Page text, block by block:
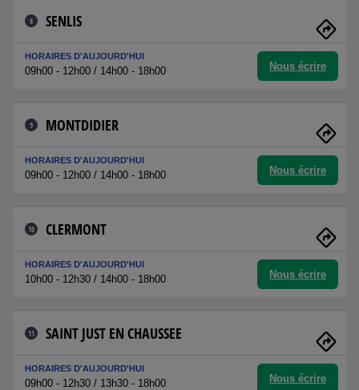
8 SENLIS
HORAIRES D'AUJOURD'HUI
09h00 - 12h00 / 14h00 - 18h00 Nous écrire
9 MONTDIDIER
HORAIRES D'AUJOURD'HUI
09h00 - 12h00 / 14h00 - 18h00 Nous écrire
10 CLERMONT
HORAIRES D'AUJOURD'HUI
10h00 - 12h30 / 14h00 - 18h00 Nous écrire
11 SAINT JUST EN CHAUSSEE
HORAIRES D'AUJOURD'HUI
09h00 - 12h30 / 13h30 - 18h00 Nous écrire